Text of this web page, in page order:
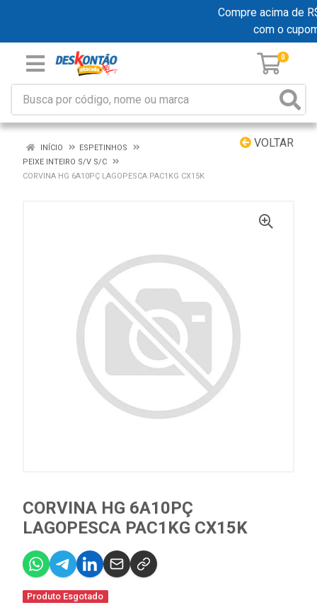
Compre acima de
com o
0
VOLTAR
INÍCIO
ESPETINHOS
PEIXE INTEIRO S/V S/C
CORVINA HG 6A10PÇ LAGOPESCA PAC1KG CX15K
CORVINA HG 6A10PÇ
LAGOPESCA PAC1KG CX15K
Produto Esgotado